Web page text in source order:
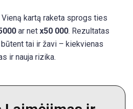
Parinktis
kartą raketa sprogs ties
ar net x50 000. Rezultatas
tai ir žavi – kiekvienas
ir nauja rizika.